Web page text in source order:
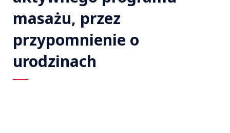
masażu, przez
przypomnienie o
urodzinach